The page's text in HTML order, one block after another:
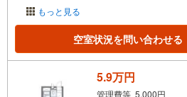
もっと見る
空室状況を問い合わせる
5.9万円
管理費等 5,000円